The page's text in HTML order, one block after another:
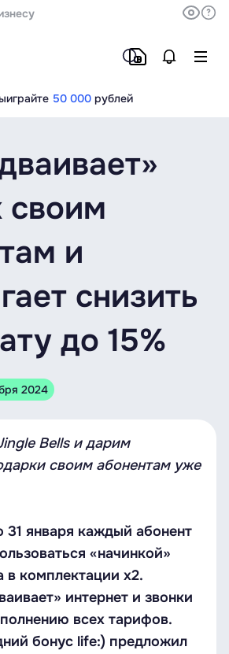
50 000 рублей
своим
и
снизить
до 15%
2024
Bells и дарим
своим абонентам уже
31 января каждый абонент
«начинкой»
в комплектации x2.
интернет и звонки
всех тарифов.
бонус life:) предложил